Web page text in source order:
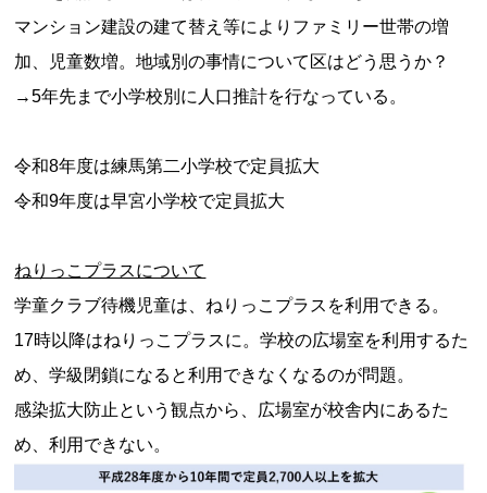
マンション建設の建て替え等によりファミリー世帯の増
加、児童数増。地域別の事情について区はどう思うか？
→5年先まで小学校別に人口推計を行なっている。
令和8年度は練馬第二小学校で定員拡大
令和9年度は早宮小学校で定員拡大
ねりっこプラスについて
学童クラブ待機児童は、ねりっこプラスを利用できる。
17時以降はねりっこプラスに。学校の広場室を利用するた
め、学級閉鎖になると利用できなくなるのが問題。
感染拡大防止という観点から、広場室が校舎内にあるた
め、利用できない。